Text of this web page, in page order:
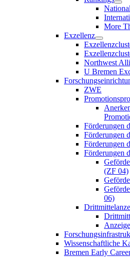
National
More
Exzellenz
Northwest
U Bremen
ZWE
Förderungen
Förderungen
Förderungen
Förderungen
(ZF 04)
06)
Wissenschaftliche
Bremen Early